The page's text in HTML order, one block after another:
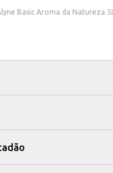
Basic Aroma da Natureza 5L